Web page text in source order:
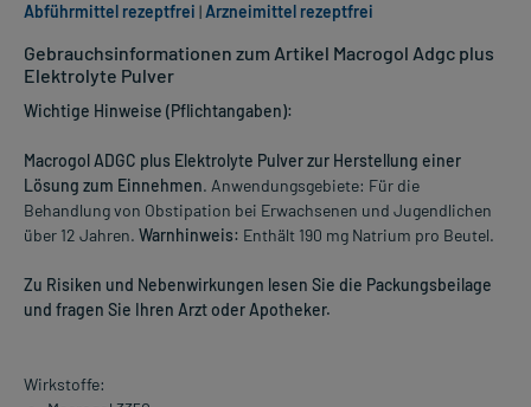
Gebrauchsinformationen zum Artikel Macrogol Adgc plus
Elektrolyte Pulver
Wichtige Hinweise (Pflichtangaben):
Macrogol ADGC plus Elektrolyte Pulver zur Herstellung einer
Lösung zum Einnehmen. Anwendungsgebiete: Für die
Behandlung von Obstipation bei Erwachsenen und Jugendlichen
über 12 Jahren. Warnhinweis: Enthält 190 mg Natrium pro Beutel.
Zu Risiken und Nebenwirkungen lesen Sie die Packungsbeilage
und fragen Sie Ihren Arzt oder Apotheker.
Wirkstoffe:
Abführmittel rezeptfrei |Arzneimittel rezeptfrei